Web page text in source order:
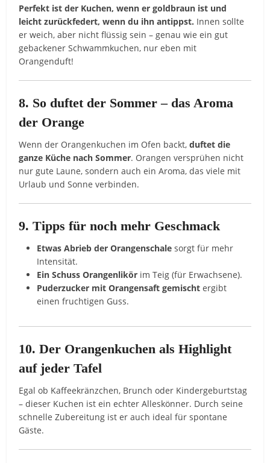
Perfekt ist der Kuchen, wenn er goldbraun ist und
leicht zurückfedert, wenn du ihn antippst. Innen sollte
er weich, aber nicht flüssig sein – genau wie ein gut
gebackener Schwammkuchen, nur eben mit
Orangenduft!
8. So duftet der Sommer – das Aroma
der Orange
Wenn der Orangenkuchen im Ofen backt,duftet die
ganze Küche nach Sommer. Orangen versprühen nicht
nur gute Laune, sondern auch ein Aroma, das viele mit
Urlaub und Sonne verbinden.
9. Tipps für noch mehr Geschmack
Etwas Abrieb der Orangenschale sorgt für mehr
Intensität.
Ein Schuss Orangenlikör im Teig (für Erwachsene).
Puderzucker mit Orangensaft gemischt ergibt
einen fruchtigen Guss.
10. Der Orangenkuchen als Highlight
auf jeder Tafel
Egal ob Kaffeekränzchen, Brunch oder Kindergeburtstag
– dieser Kuchen ist ein echter Alleskönner. Durch seine
schnelle Zubereitung ist er auch ideal für spontane
Gäste.